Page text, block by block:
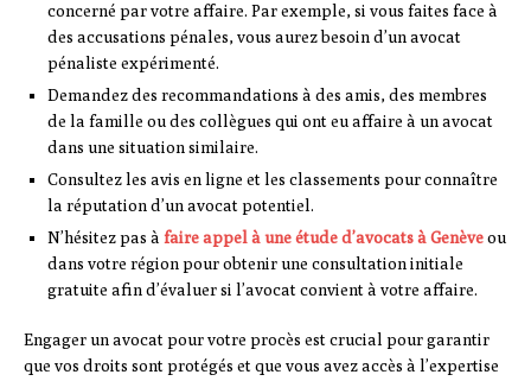
concerné par votre affaire. Par exemple, si vous faites face à
des accusations pénales, vous aurez besoin d’un avocat
pénaliste expérimenté.
Demandez des recommandations à des amis, des membres
de la famille ou des collègues qui ont eu affaire à un avocat
dans une situation similaire.
Consultez les avis en ligne et les classements pour connaître
la réputation d’un avocat potentiel.
N’hésitez pas à faire appel à une étude d’avocats à Genèveou
dans votre région pour obtenir une consultation initiale
gratuite afin d’évaluer si l’avocat convient à votre affaire.
Engager un avocat pour votre procès est crucial pour garantir
que vos droits sont protégés et que vous avez accès à l’expertise